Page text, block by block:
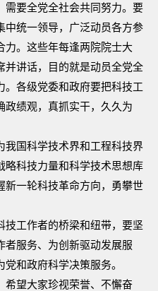
需要全党全社会共同努力。要
中统一领导，广泛动员各方参
力。这些年每逢两院院士大
并讲话，目的就是动员全党全
。各级党委和政府要把科技工
政绩观，真抓实干，久久为
我国科学技术界和工程科技界
略科技力量和科学技术思想库
新一轮科技革命方向，勇攀世
技工作者的桥梁和纽带，要坚
者服务、为创新驱动发展服
和政府科学决策服务。
希望大家珍视荣誉、不懈奋